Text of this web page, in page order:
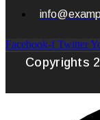
Facebook-f Twitter
Copyrights